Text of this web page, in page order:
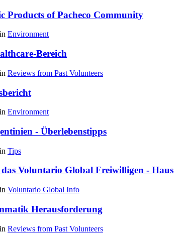
Products of Pacheco Community
Environment
Bereich
Reviews from Past Volunteers
Environment
- Überlebenstipps
Tips
Voluntario Global Freiwilligen - Haus
Voluntario Global Info
Herausforderung
Reviews from Past Volunteers